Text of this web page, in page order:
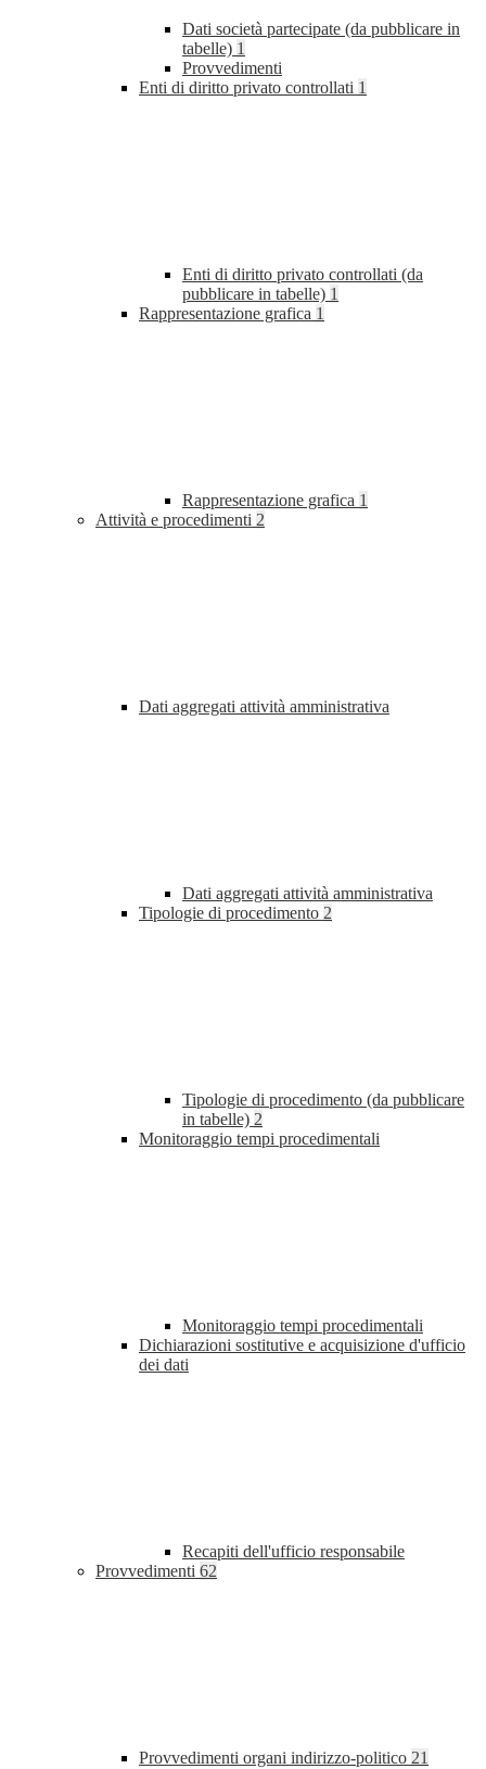
Dati società partecipate (da pubblicare in
tabelle) 1
Provvedimenti
Enti di diritto privato controllati 1
Enti di diritto privato controllati (da
pubblicare in tabelle) 1
Rappresentazione grafica 1
Rappresentazione grafica 1
Attività e procedimenti 2
Dati aggregati attività amministrativa
Dati aggregati attività amministrativa
Tipologie di procedimento 2
Tipologie di procedimento (da pubblicare
in tabelle) 2
Monitoraggio tempi procedimentali
Monitoraggio tempi procedimentali
Dichiarazioni sostitutive e acquisizione d'ufficio
dei dati
Recapiti dell'ufficio responsabile
Provvedimenti 62
Provvedimenti organi indirizzo-politico 21